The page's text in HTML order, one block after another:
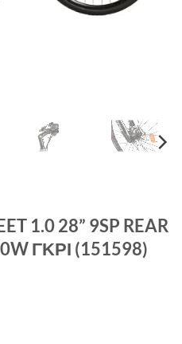
1.0 28” 9SP REAR
ΓΚΡΙ (151598)